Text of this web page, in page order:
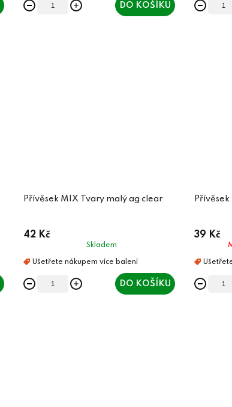
DO KOŠÍKU
Přívěsek MIX Tvary malý ag clear
42 Kč
Skladem
DO KOŠÍKU
39 Kč